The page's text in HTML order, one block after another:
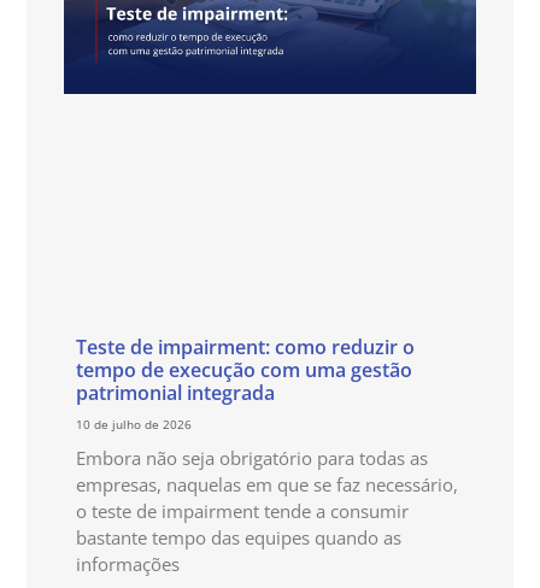
Teste de impairment: como reduzir o
tempo de execução com uma gestão
patrimonial integrada
10 de julho de 2026
Embora não seja obrigatório para todas as
empresas, naquelas em que se faz necessário,
o teste de impairment tende a consumir
bastante tempo das equipes quando as
informações